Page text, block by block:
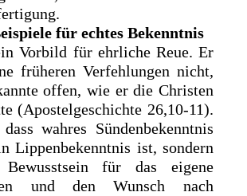
für echtes Bekenntnis
Vorbild für ehrliche Reue. Er
früheren Verfehlungen nicht,
offen, wie er die Christen
(Apostelgeschichte 26,10-11).
wahres Sündenbekenntnis
Lippenbekenntnis ist, sondern
für das eigene
und den Wunsch nach